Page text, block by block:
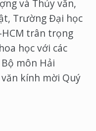
và Thủy văn,
Trường Đại học
trân trọng
học với các
môn Hải
kính mời Quý